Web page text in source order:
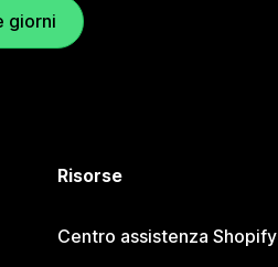
giorni
Risorse
Centro assistenza Shopify